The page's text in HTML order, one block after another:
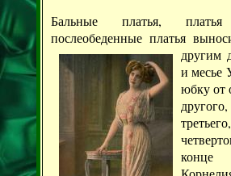
Бальные платья,
послеобеденные платья
другим
и месье
юбку от